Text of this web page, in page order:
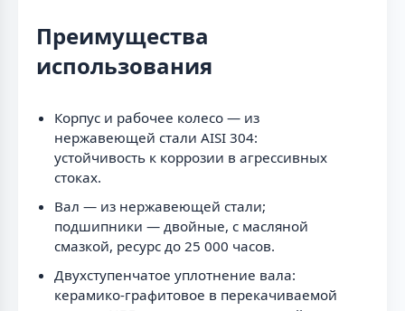
Преимущества
использования
Корпус и рабочее колесо — из
нержавеющей стали AISI 304:
устойчивость к коррозии в агрессивных
стоках.
Вал — из нержавеющей стали;
подшипники — двойные, с масляной
смазкой, ресурс до 25 000 часов.
Двухступенчатое уплотнение вала:
керамико-графитовое в перекачиваемой